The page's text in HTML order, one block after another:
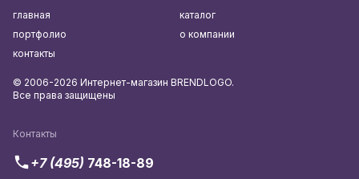
Контакты
+7 (495) 748-18-89
главная
каталог
портфолио
о компании
контакты
© 2006-2026 Интернет-магазин BRENDLOGO.
Все права защищены